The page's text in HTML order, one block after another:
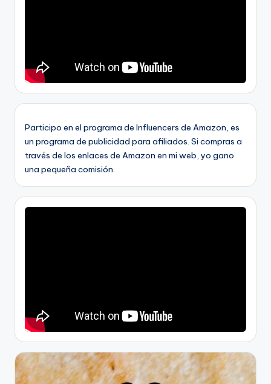
Participo en el programa de Influencers de Amazon, es
un programa de publicidad para afiliados. Si compras a
través de los enlaces de Amazon en mi web, yo gano
una pequeña comisión.